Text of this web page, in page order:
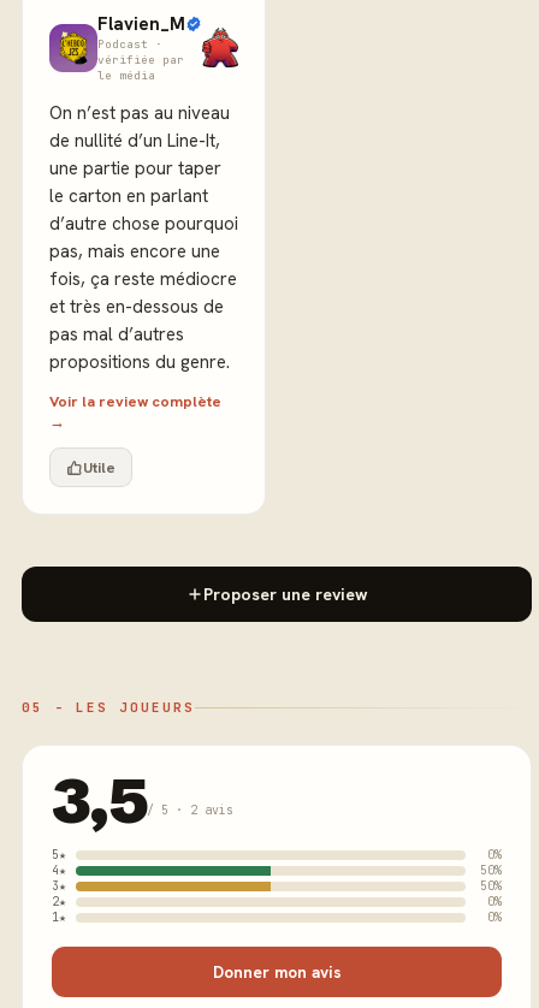
Flavien_M
Podcast ·
vérifiée par
le média
On n’est pas au niveau
de nullité d’un Line-It,
une partie pour taper
le carton en parlant
d’autre chose pourquoi
pas, mais encore une
fois, ça reste médiocre
et très en-dessous de
pas mal d’autres
propositions du genre.
Voir la review complète
→
Utile
Proposer une review
05 - LES JOUEURS
3,5/ 5 · 2 avis
5★
0%
4★
50%
3★
50%
2★
0%
1★
0%
Donner mon avis